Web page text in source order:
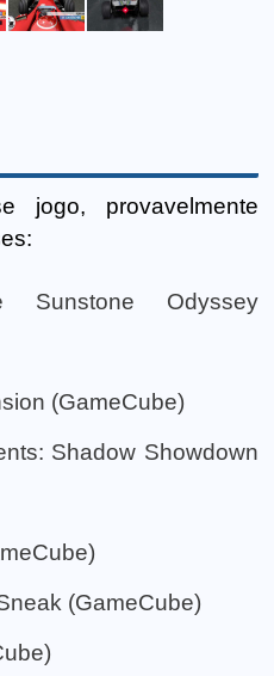
jogo, provavelmente
Sunstone Odyssey
(GameCube)
Shadow Showdown
(GameCube)